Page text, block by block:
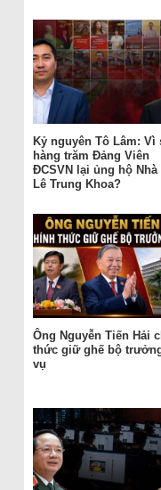
Kỷ nguyên Tô Lâm: Vì
hàng trăm Đảng Viên
ĐCSVN lại ủng hộ Nhà
Lê Trung Khoa?
Ông Nguyễn Tiến Hải
thức giữ ghế bộ
vụ